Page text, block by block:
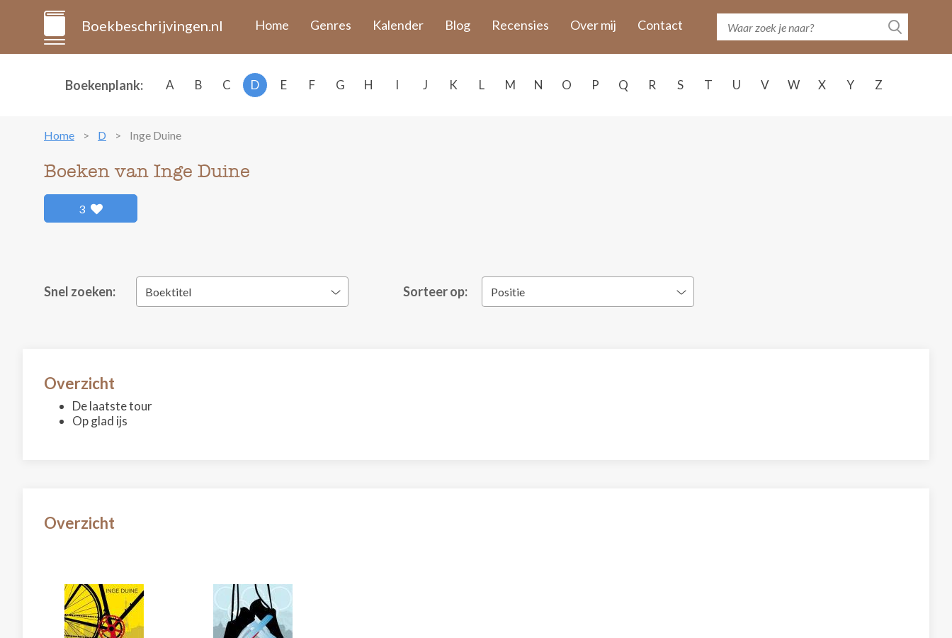
Boekbeschrijvingen.nl Home Genres Kalender Blog Recensies Over mij Contact
Boekenplank: A B C D E F G H I J K L M N O P Q R S T U V W X Y Z
Home D Inge Duine
Boeken van Inge Duine
3
Snel zoeken: Boektitel Sorteer op: Positie
Overzicht
De laatste tour
Op glad ijs
Overzicht